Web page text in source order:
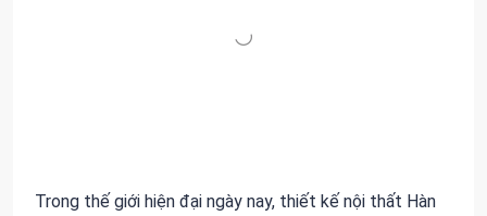
Trong thế giới hiện đại ngày nay, thiết kế nội thất Hàn